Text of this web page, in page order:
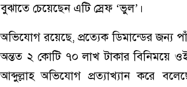
বুঝাতে চেয়েছেন এটি স্রেফ ‘ভুল’।
অভিযোগ রয়েছে, প্রত্যেক ডিমান্ডের জন্য
অন্তত ২ কোটি ৭০ লাখ টাকার বিনিময়ে
আব্দুল্লাহ অভিযোগ প্রত্যাখ্যান করে